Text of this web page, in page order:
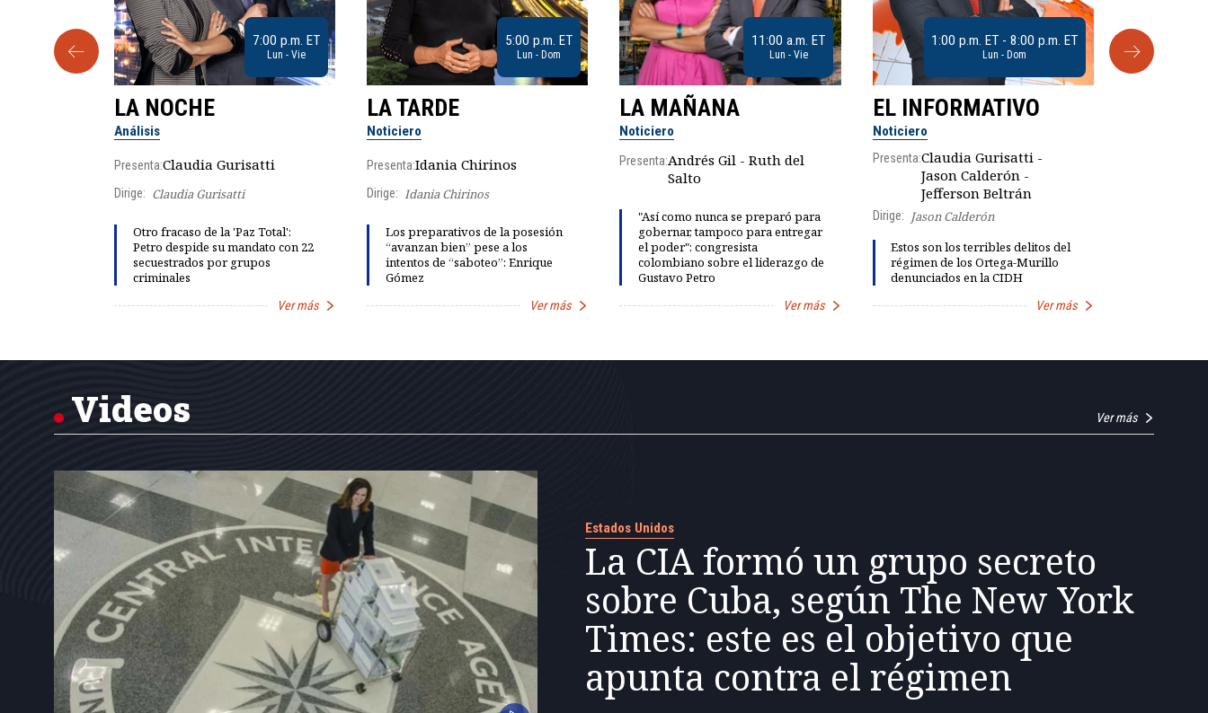
9:30 a.m. ET 7:00 p.m. ET
Lun - Vie
LA NOCHE
Análisis
Presenta:Claudia Gurisatti
Dirige: Claudia Gurisatti
Otro fracaso de la 'Paz Total':
Petro despide su mandato con 22
secuestrados por grupos
criminales
Ver más
5:00 p.m. ET
Lun - Dom
LA TARDE
Noticiero
Presenta:Idania Chirinos
Dirige: Idania Chirinos
Los preparativos de la posesión
“avanzan bien” pese a los
intentos de “saboteo”: Enrique
Gómez
Ver más
11:00 a.m. ET
Lun - Vie
LA MAÑANA
Noticiero
Presenta:Andrés Gil - Ruth del
Salto
"Así como nunca se preparó para
gobernar, tampoco para entregar
el poder": congresista
colombiano sobre el liderazgo de
Gustavo Petro
Ver más
1:00 p.m. ET - 8:00 p.m. ET
Lun - Dom
EL INFORMATIVO
Noticiero
Presenta:Claudia Gurisatti -
Jason Calderón -
Jefferson Beltrán
Dirige:
Jason Calderón
Estos son los terribles delitos del
régimen de los Ortega-Murillo
denunciados en la CIDH
Ver más
of
Videos Ver más
Estados Unidos
La CIA formó un grupo secreto
sobre Cuba, según The New York
Times: este es el objetivo que
apunta contra el régimen